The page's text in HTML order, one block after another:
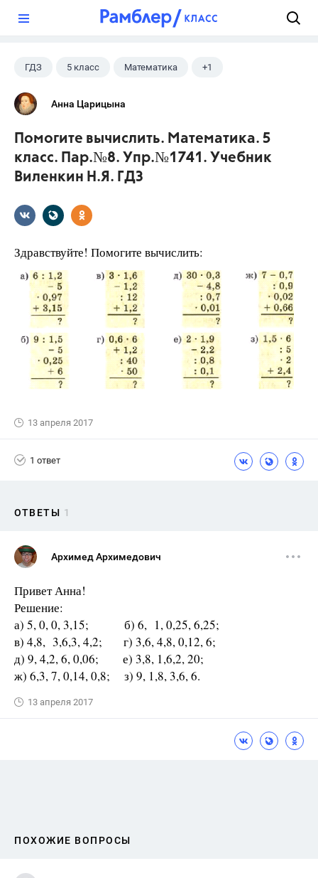
ГДЗ 5 класс Математика +1
Виленкин Н.Я.
Анна Царицына
Помогите вычислить. Математика. 5
класс. Пар.№8. Упр.№1741. Учебник
Виленкин Н.Я. ГДЗ
Здравствуйте! Помогите вычислить:
13 апреля 2017
1 ответ
ОТВЕТЫ 1
Архимед Архимедович
Привет Анна!
Решение:
а) 5, 0, 0, 3,15; б) 6, 1, 0,25, 6,25;
в) 4,8, 3,6,3, 4,2; г) 3,6, 4,8, 0,12, 6;
д) 9, 4,2, 6, 0,06; е) 3,8, 1,6,2, 20;
ж) 6,3, 7, 0,14, 0,8; з) 9, 1,8, 3,6, 6.
13 апреля 2017
ПОХОЖИЕ ВОПРОСЫ